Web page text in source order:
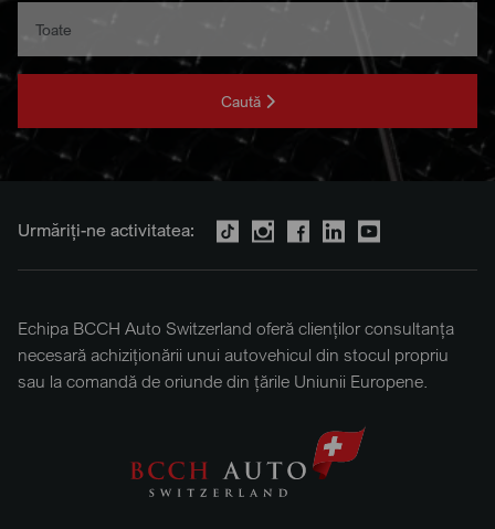
Caută
Urmăriți-ne activitatea:
Echipa BCCH Auto Switzerland oferă clienților consultanța
necesară achiziționării unui autovehicul din stocul propriu
sau la comandă de oriunde din țările Uniunii Europene.